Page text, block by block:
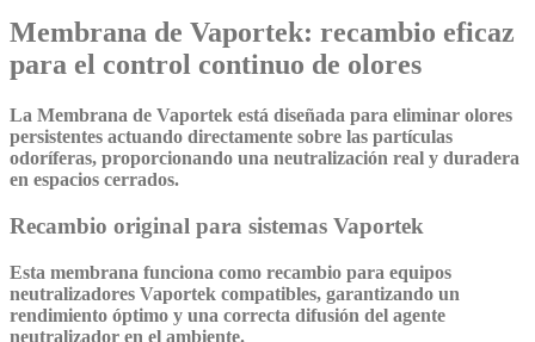
Membrana de Vaportek: recambio eficaz
para el control continuo de olores
La Membrana de Vaportek está diseñada para eliminar olores
persistentes actuando directamente sobre las partículas
odoríferas, proporcionando una neutralización real y duradera
en espacios cerrados.
Recambio original para sistemas Vaportek
Esta membrana funciona como recambio para equipos
neutralizadores Vaportek compatibles, garantizando un
rendimiento óptimo y una correcta difusión del agente
neutralizador en el ambiente.